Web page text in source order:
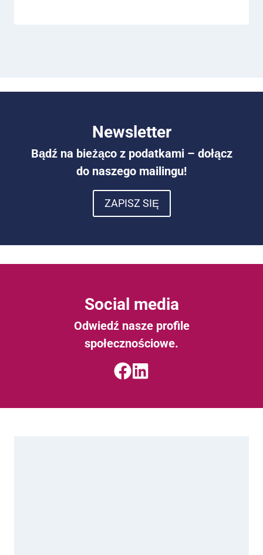
Newsletter
Bądź na bieżąco z podatkami – dołącz
do naszego mailingu!
ZAPISZ SIĘ
Social media
Odwiedź nasze profile
społecznościowe.